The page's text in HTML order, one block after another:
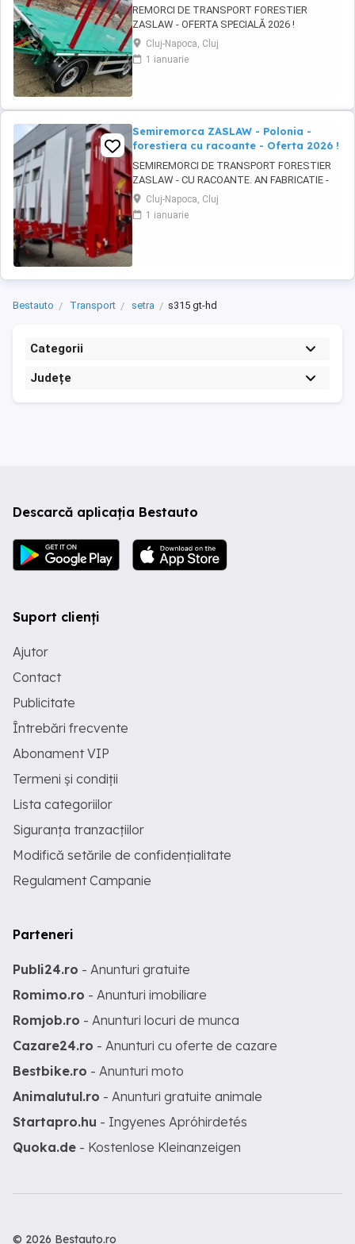
REMORCI DE TRANSPORT FORESTIER
ZASLAW - OFERTA SPECIALĂ 2026 !
VEHICULE PE STOC ( sau in fabricație
ZASLAW - cu termen SCURT de livrare ) PRET
OFERTA SPECIALĂ : 31.800 EURO BUC. ( pret
transportului de material ...
Cluj-Napoca, Cluj
1 ianuarie
Semiremorca ZASLAW - Polonia -
forestiera cu racoante - Oferta 2026 !
SEMIREMORCI DE TRANSPORT FORESTIER
ZASLAW - CU RACOANTE. AN FABRICATIE -
2026. VEHICULE PE STOC SAU IN PRODUCTIE
- CU TERMEN SCURT DE LIVRARE !
DESCRIERE VEHICULE: - Semiremorci
Cluj-Napoca, Cluj
1 ianuarie
Bestauto Transport setra s315 gt-hd
Categorii
Județe
Descarcă aplicația Bestauto
Suport clienți
Ajutor
Contact
Publicitate
Întrebări frecvente
Abonament VIP
Termeni și condiții
Lista categoriilor
Siguranța tranzacțiilor
Modifică setările de confidențialitate
Regulament Campanie
Parteneri
Publi24.ro - Anunturi gratuite
Romimo.ro - Anunturi imobiliare
Romjob.ro - Anunturi locuri de munca
Cazare24.ro - Anunturi cu oferte de cazare
Bestbike.ro - Anunturi moto
Animalutul.ro - Anunturi gratuite animale
Startapro.hu - Ingyenes Apróhirdetés
Quoka.de - Kostenlose Kleinanzeigen
© 2026 Bestauto.ro